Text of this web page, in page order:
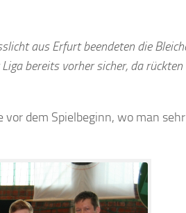
aus Erfurt beendeten die
bereits vorher sicher, da rückten
dem Spielbeginn, wo man